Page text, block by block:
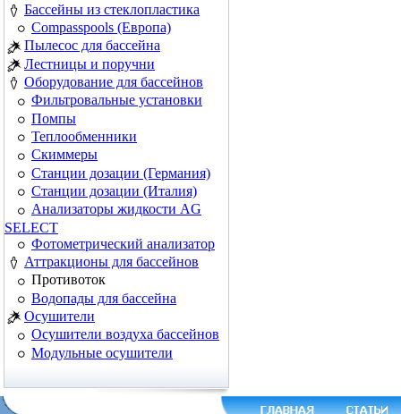
Бассейны из стеклопластика
Сompasspools (Европа)
Пылесос для бассейна
Лестницы и поручни
Оборудование для бассейнов
Фильтровальные установки
Помпы
Теплообменники
Скиммеры
Cтанции дозации (Германия)
Cтанции дозации (Италия)
Анализаторы жидкости AG
SELECT
Фотометрический анализатор
Аттракционы для бассейнов
Противоток
Водопады для бассейна
Осушители
Осушители воздуха бассейнов
Модульные осушители